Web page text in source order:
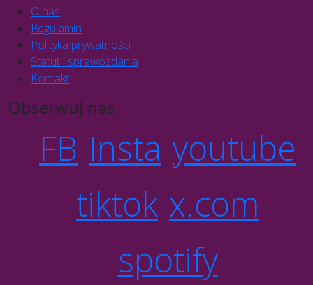
O nas
Regulamin
Polityka prywatności
Statut i sprawozdania
Kontakt
Obserwuj nas
FB Insta youtube
tiktok x.com
spotify